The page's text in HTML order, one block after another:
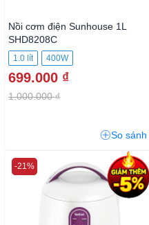
Nồi cơm điện Sunhouse 1L
SHD8208C
1.0 lít 400W
699.000 ₫
1.000.000 ₫
So sánh
-21%